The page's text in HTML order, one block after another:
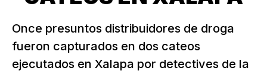
Once presuntos distribuidores de droga
fueron capturados en dos cateos
ejecutados en Xalapa por detectives de la